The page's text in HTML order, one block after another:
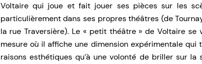
Voltaire qui joue et fait jouer ses pièces sur les
particulièrement dans ses propres théâtres (de
la rue Traversière). Le « petit théâtre » de Voltaire se
mesure où il affiche une dimension expérimentale qui
raisons esthétiques qu’à une volonté de briller sur la